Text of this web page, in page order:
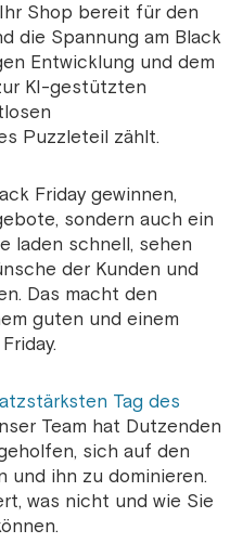
Shop bereit für den
die Spannung am Black
Entwicklung und dem
KI-gestützten
Puzzleteil zählt.
Friday gewinnen,
sondern auch ein
laden schnell, sehen
der Kunden und
Das macht den
guten und einem
Tag des
Team hat Dutzenden
sich auf den
und ihn zu dominieren.
was nicht und wie Sie